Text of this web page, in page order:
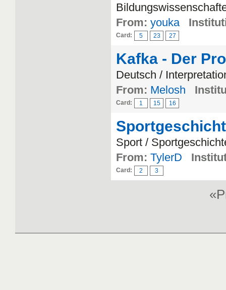
From: youka
Card: 5 23 27
Kafka - Der
Deutsch /
From: Melosh
Card: 1 15 16
Sport /
From: TylerD
Card: 2 3